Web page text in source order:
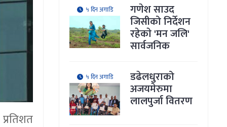
५ दिन अगाडि गणेश साउद
जिसीको निर्देशन
रहेकाे 'मन जलि'
सार्वजनिक
५ दिन अगाडि डढेलधुराको
अजयमेरुमा
लालपुर्जा वितरण